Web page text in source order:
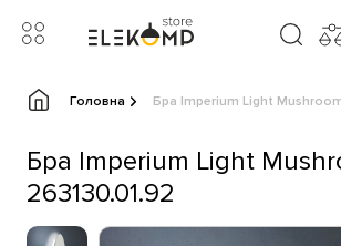
Головна Бра Imperium Light
Бра Imperium Light
263130.01.92